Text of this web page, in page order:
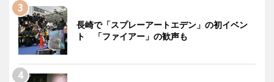
長崎で「スプレーアートエデン」の初イベン
ト 「ファイアー」の歓声も